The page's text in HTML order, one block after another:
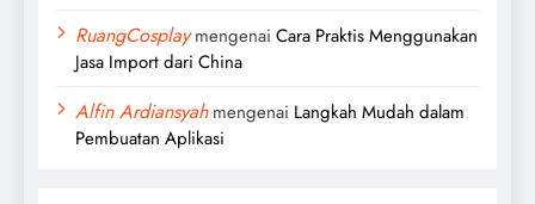
RuangCosplaymengenai Cara Praktis Menggunakan
Jasa Import dari China
Alfin Ardiansyahmengenai Langkah Mudah dalam
Pembuatan Aplikasi